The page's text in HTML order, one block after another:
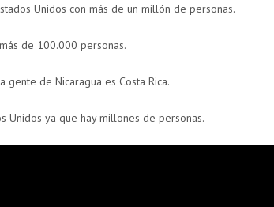
Unidos con más de un millón de personas.
de 100.000 personas.
de Nicaragua es Costa Rica.
Unidos ya que hay millones de personas.